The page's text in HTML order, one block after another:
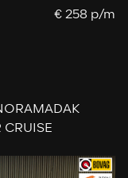
€ 258 p/m
CRUISE